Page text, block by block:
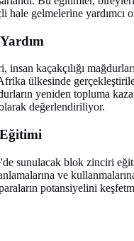
hale gelmelerine yardımcı
insan kaçakçılığı
ülkesinde
yeniden topluma
değerlendiriliyor.
sunulacak blok zinciri
ve
potansiyelini